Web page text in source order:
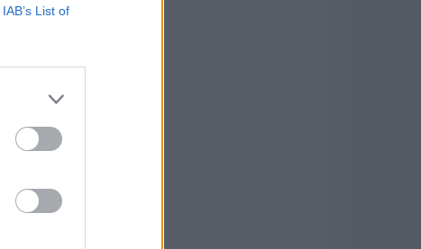
IAB’s List of